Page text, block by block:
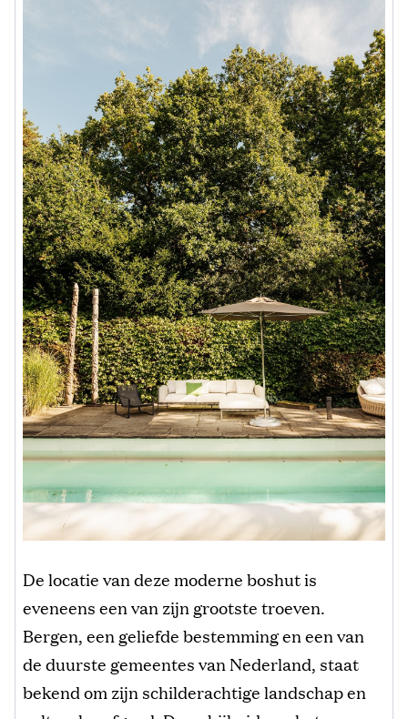
De locatie van deze moderne boshut is
eveneens een van zijn grootste troeven.
Bergen, een geliefde bestemming en een van
de duurste gemeentes van Nederland, staat
bekend om zijn schilderachtige landschap en